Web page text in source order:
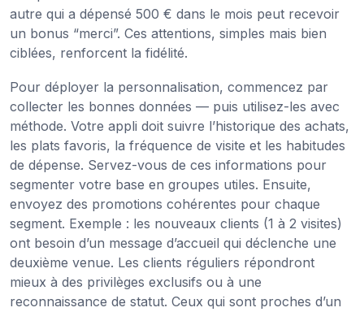
autre qui a dépensé 500 € dans le mois peut recevoir
un bonus “merci”. Ces attentions, simples mais bien
ciblées, renforcent la fidélité.
Pour déployer la personnalisation, commencez par
collecter les bonnes données — puis utilisez-les avec
méthode. Votre appli doit suivre l’historique des achats,
les plats favoris, la fréquence de visite et les habitudes
de dépense. Servez-vous de ces informations pour
segmenter votre base en groupes utiles. Ensuite,
envoyez des promotions cohérentes pour chaque
segment. Exemple : les nouveaux clients (1 à 2 visites)
ont besoin d’un message d’accueil qui déclenche une
deuxième venue. Les clients réguliers répondront
mieux à des privilèges exclusifs ou à une
reconnaissance de statut. Ceux qui sont proches d’un